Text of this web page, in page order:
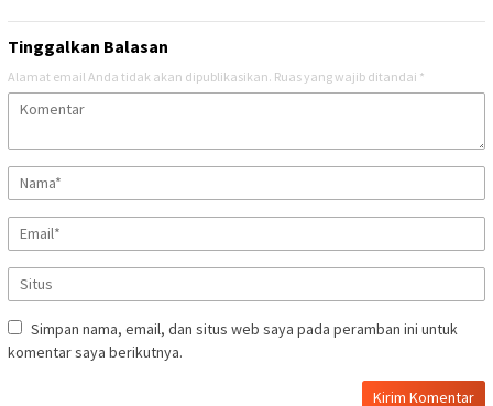
Tinggalkan Balasan
Alamat email Anda tidak akan dipublikasikan. Ruas yang wajib ditandai *
Simpan nama, email, dan situs web saya pada peramban ini untuk
komentar saya berikutnya.